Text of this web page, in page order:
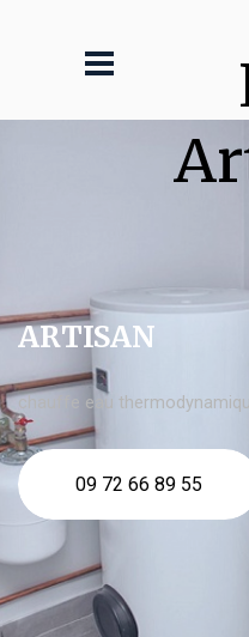
ARTISAN
chauffe eau
09 72 66 89 55